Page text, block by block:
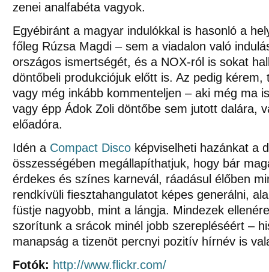
zenei analfabéta vagyok.
Egyébiránt a magyar indulókkal is hasonló a
főleg Rúzsa Magdi – sem a viadalon való
országos ismertségét, és a NOX-ról is sokat
döntőbeli produkciójuk előtt is. Az pedig kérem,
vagy még inkább kommenteljen – aki még ma
vagy épp Ádok Zoli döntőbe sem jutott dalára,
előadóra.
Idén a Compact Disco képviselheti hazánkat a
összességében megállapíthatjuk, hogy bár
érdekes és színes karnevál, ráadásul élőben
rendkívüli fiesztahangulatot képes generálni,
füstje nagyobb, mint a lángja. Mindezek
szorítunk a srácok minél jobb szerepléséért –
manapság a tizenöt percnyi pozitív hírnév is
Fotók: http://www.flickr.com/